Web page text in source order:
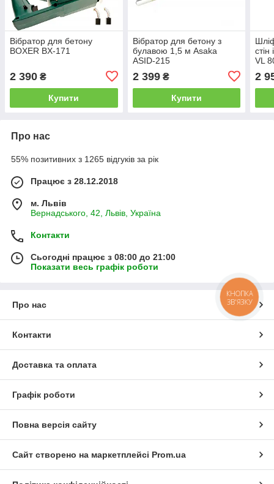
Вібратор для бетону
BOXER BX-171
2 390 ₴
Купити
Вібратор для бетону з
булавою 1,5 м Asaka
ASID-215
2 399₴
Купити
VL
2
Про нас
55% позитивних з 1265 відгуків за рік
Працює з 28.12.2018
м. Львів
Вернадського, 42, Львів, Україна
Контакти
Сьогодні працює з 08:00 до 21:00
Показати весь графік роботи
Про нас
Контакти
Доставка та оплата
Графік роботи
Повна версія сайту
Сайт створено на маркетплейсі Prom.ua
КНОПКА
ЗВ'ЯЗКУ